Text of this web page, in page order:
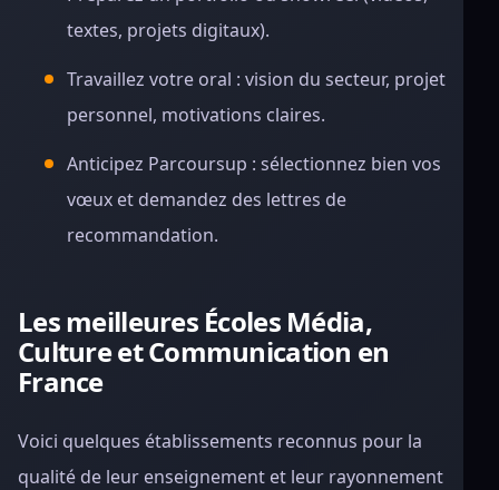
textes, projets digitaux).
Travaillez votre oral : vision du secteur, projet
personnel, motivations claires.
Anticipez Parcoursup : sélectionnez bien vos
vœux et demandez des lettres de
recommandation.
Les meilleures Écoles Média,
Culture et Communication en
France
Voici quelques établissements reconnus pour la
qualité de leur enseignement et leur rayonnement